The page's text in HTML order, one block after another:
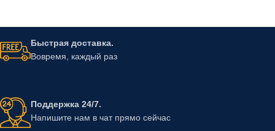
Быстрая доставка.
Вовремя, каждый раз
Поддержка 24/7.
Напишите нам в чат прямо сейчас